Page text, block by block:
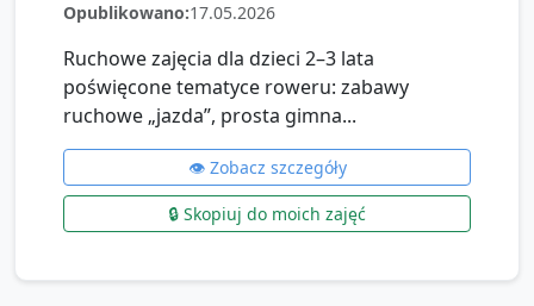
Opublikowano:17.05.2026
Ruchowe zajęcia dla dzieci 2–3 lata
poświęcone tematyce roweru: zabawy
ruchowe „jazda”, prosta gimna...
👁️ Zobacz szczegóły
🔒 Skopiuj do moich zajęć